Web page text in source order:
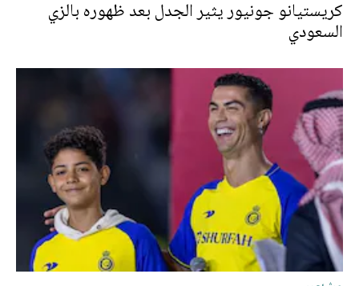
كريستيانو جونيور يثير الجدل بعد ظهوره بالزي
السعودي